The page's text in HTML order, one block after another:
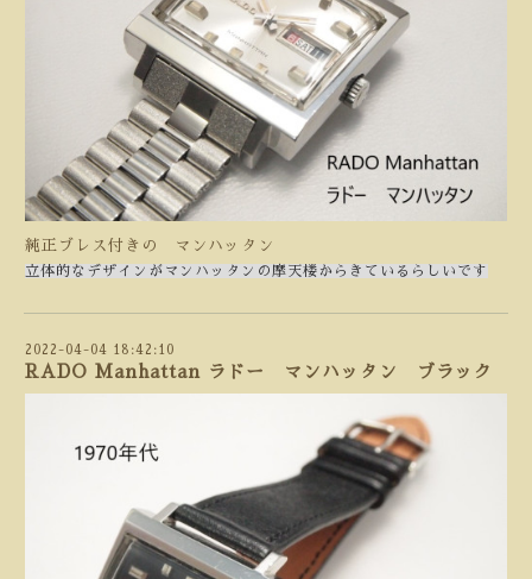
純正ブレス付きの マンハッタン
立体的なデザインがマンハッタンの摩天楼からきているらしいです
2022-04-04 18:42:10
RADO Manhattan ラドー マンハッタン ブラック